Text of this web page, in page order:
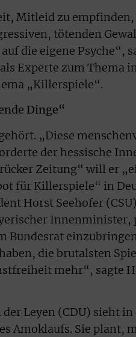
Mitleid zu
tötenden
die eigene Psyche“,
Experte zum Thema
„Killerspiele“.
Dinge“
„Diese
der hessische
Zeitung“ will er
für Killerspiele“ in
Horst Seehofer
Innenminister,
Bundesrat
die brutalsten
mehr“, sagte
Leyen (CDU) sieht in
Amoklaufs. Sie plant,